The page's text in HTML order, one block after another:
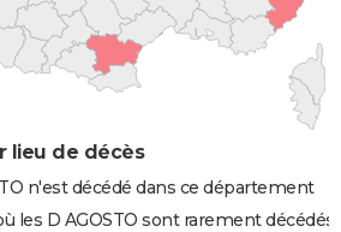
lieu de décès
n'est décédé dans ce département
les D AGOSTO sont rarement décédés